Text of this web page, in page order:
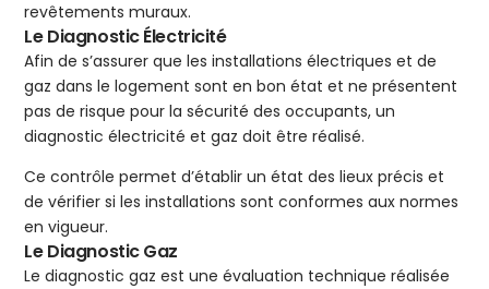
revêtements muraux.
Le Diagnostic Électricité
Afin de s’assurer que les installations électriques et de
gaz dans le logement sont en bon état et ne présentent
pas de risque pour la sécurité des occupants, un
diagnostic électricité et gaz doit être réalisé.
Ce contrôle permet d’établir un état des lieux précis et
de vérifier si les installations sont conformes aux normes
en vigueur.
Le Diagnostic Gaz
Le diagnostic gaz est une évaluation technique réalisée